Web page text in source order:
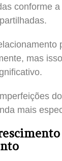
conforme
mas
mais